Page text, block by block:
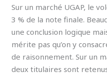
Sur un marché UGAP, le
3 % de la note finale.
une conclusion logique
mérite pas qu’on y
de raisonnement. Sur un
deux titulaires sont